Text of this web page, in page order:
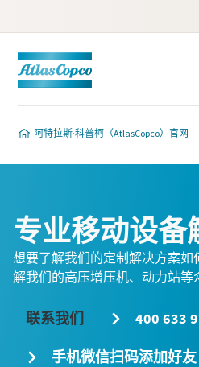
阿特拉斯·科普柯（AtlasCopco）官网
专业移动设备
想要了解我们的定制解决方案如
解我们的高压增压机、动力站等
联系我们 400 633
手机微信扫码添加好友